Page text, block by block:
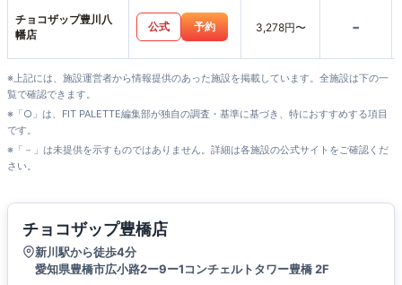
チョコザップ豊川八
幡店
公式 予約 3,278円〜 -
※上記には、施設運営者から情報提供のあった施設を掲載しています。全施設は下の一
覧で確認できます。
※「○」は、FIT PALETTE編集部が独自の調査・基準に基づき、特におすすめする項目
です。
※「－」は未提供を示すものではありません。詳細は各施設の公式サイトをご確認くだ
さい。
チョコザップ豊橋店
新川駅から徒歩4分
愛知県豊橋市広小路2ー9ー1コンチェルトタワー豊橋 2F